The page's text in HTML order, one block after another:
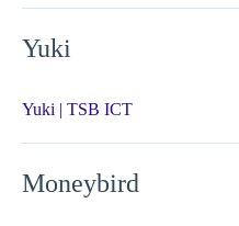
Yuki
Yuki | TSB ICT
Moneybird